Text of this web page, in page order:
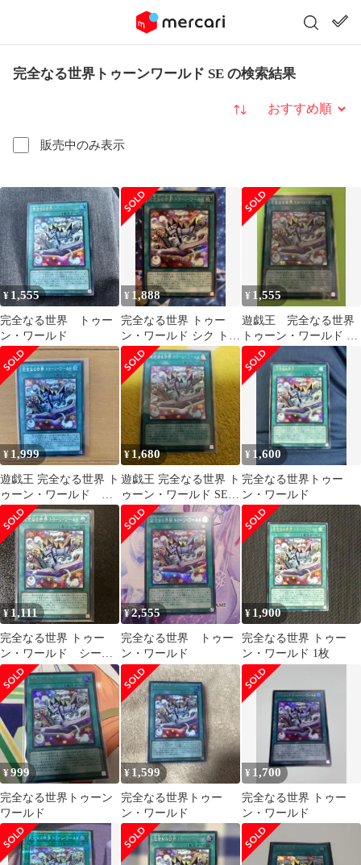
完全なる世界トゥーンワールド SE の検索結果
販売中のみ表示
並び替え
¥ 1,555
完全なる世界 トゥー
ン・ワールド
¥ 1,888
完全なる世界 トゥー
ン・ワールド シク トゥ
ーン・ウィッチクラフ
ト・破械
¥ 1,555
遊戯王 完全なる世界
トゥーン・ワールド シ
ク トゥーン・ウィッチ
クラフト・破械
¥ 1,999
遊戯王 完全なる世界 ト
ゥーン・ワールド シ
ク シークレット
¥ 1,680
遊戯王 完全なる世界 ト
ゥーン・ワールド SE
シークレット
¥ 1,600
完全なる世界トゥー
ン・ワールド
¥1,111
完全なる世界 トゥー
ン・ワールド シーク
レット
¥2,555
完全なる世界 トゥー
ン・ワールド
¥ 1,900
完全なる世界 トゥー
ン・ワールド 1枚
¥999
完全なる世界トゥーン
ワールド
¥1,599
完全なる世界トゥー
ン・ワールド
¥ 1,700
完全なる世界 トゥー
ン・ワールド